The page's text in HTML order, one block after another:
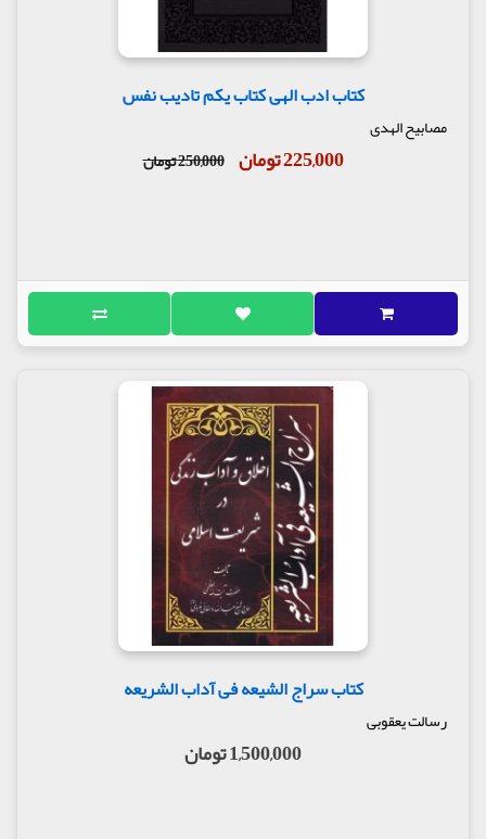
کتاب ادب الهی کتاب یکم تادیب نفس
مصابیح الهدی
225,000 تومان 250,000 تومان
کتاب سراج الشیعه فی آداب الشریعه
رسالت یعقوبی
1,500,000 تومان